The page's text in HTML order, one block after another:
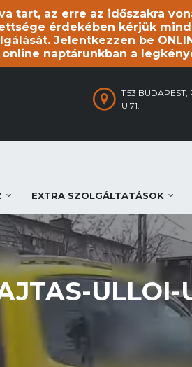
tart, az erre az időszakra
érdekében kérjük
Jelentkezzen be
naptárunkban a
1153
U 71.
EXTRA SZOLGÁLTATÁSOK
ULLOI-